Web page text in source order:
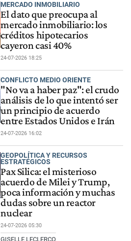
MERCADO INMOBILIARIO
El dato que preocupa al
mercado inmobiliario: los
créditos hipotecarios
cayeron casi 40%
24-07-2026 18:25
CONFLICTO MEDIO ORIENTE
"No va a haber paz": el crudo
análisis de lo que intentó ser
un principio de acuerdo
entre Estados Unidos e Irán
24-07-2026 16:02
GEOPOLÍTICA Y RECURSOS
ESTRATÉGICOS
Pax Silica: el misterioso
acuerdo de Milei y Trump,
poca información y muchas
dudas sobre un reactor
nuclear
24-07-2026 05:30
GISELLE LECLERCQ